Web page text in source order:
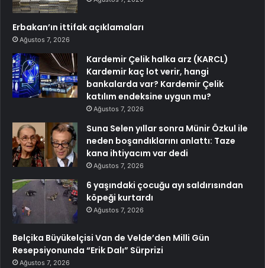
Erbakan’ın ittifak açıklamaları
Ağustos 7, 2026
Kardemir Çelik halka arz (KARCL)
Kardemir kaç lot verir, hangi
bankalarda var? Kardemir Çelik
katılım endeksine uygun mu?
Ağustos 7, 2026
Suna Selen yıllar sonra Münir Özkul ile
neden boşandıklarını anlattı: Taze
kana ihtiyacım var dedi
Ağustos 7, 2026
6 yaşındaki çocuğu ayı saldırısından
köpeği kurtardı
Ağustos 7, 2026
Belçika Büyükelçisi Van de Velde’den Milli Gün
Resepsiyonunda “Erik Dalı” Sürprizi
Ağustos 7, 2026